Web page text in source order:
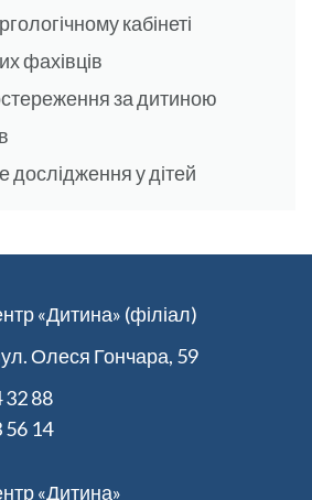
кабінеті
фахівців
за дитиною
дослідження у дітей
«Дитина» (філіал)
Олеся Гончара, 59
32 88
56 14
«Дитина»